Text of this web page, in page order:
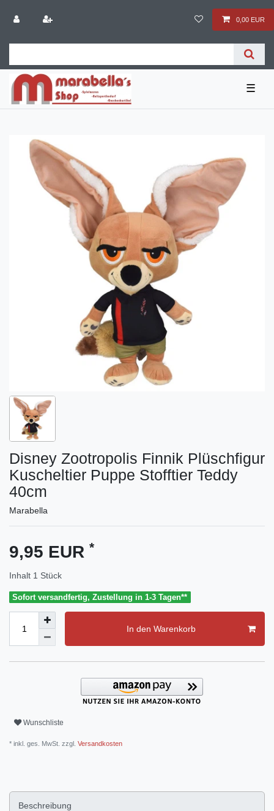
0,00 EUR
☰
Disney Zootropolis Finnik Plüschfigur
Kuscheltier Puppe Stofftier Teddy
40cm
Marabella
9,95 EUR *
Inhalt 1 Stück
Sofort versandfertig, Zustellung in 1-3 Tagen**
In den Warenkorb
Wunschliste
* inkl. ges. MwSt. zzgl. Versandkosten
Beschreibung